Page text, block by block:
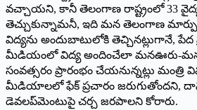
వచ్చాయని, కానీ తెలంగాణ రాష్ట్రంలో 33
తెచ్చుకున్నామనీ, ఇది మన తెలంగాణ
విద్యను అందుబాటులోకి తెచ్చినట్లుగానే, పేద
మీడియంలో విద్య అందించేలా మనఊరు-
సంవత్సరం ప్రారంభం చేయనున్నట్లు మంత్రి
‌మీడియాలలో ఫేక్‌ ‌ప్రచారం జరుగుతోందని,
‌డెవలప్‌మెంటుపై చర్చ జరపాలని కోరారు.